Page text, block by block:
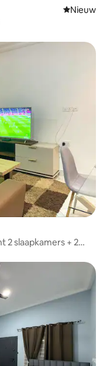
Nieuwe
Nieuw
2 slaapkamers + 2